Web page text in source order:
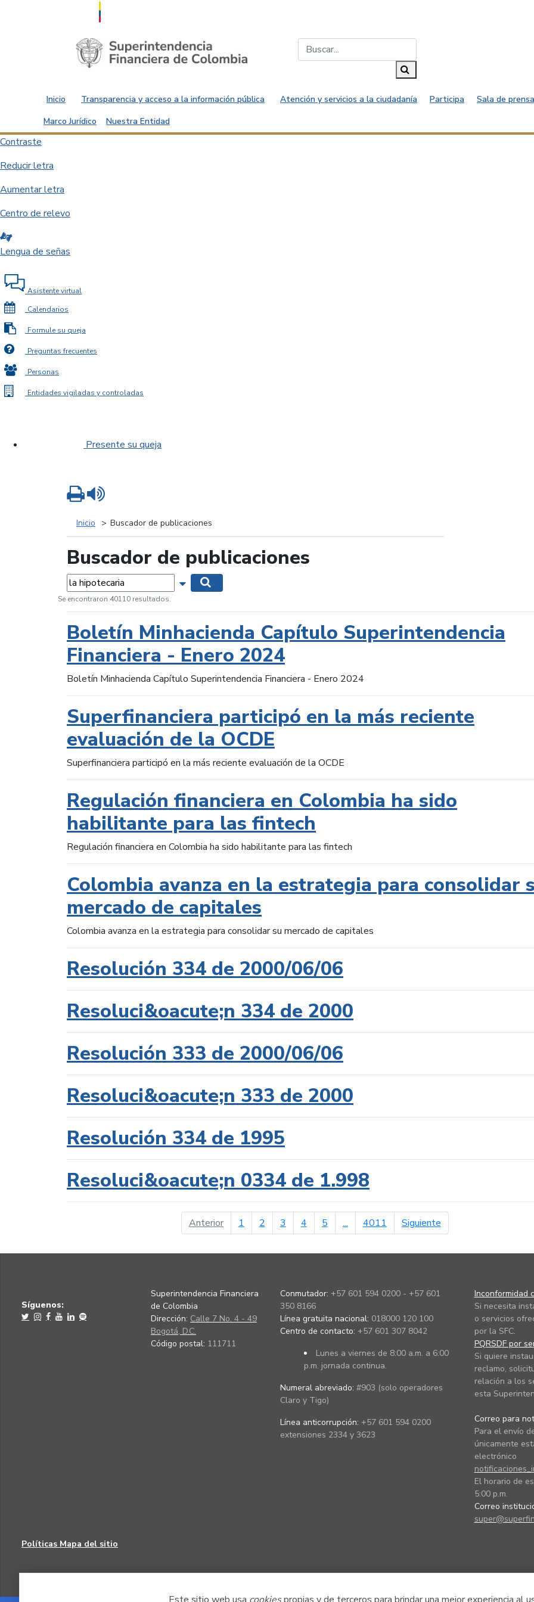
Saltar al contenido principal
Inicio Transparencia y acceso a la información pública Atención y servicios a la ciudadanía Participa
Sala de
Marco Jurídico
Nuestra Entidad
Contraste
Reducir letra
Aumentar letra
Centro de relevo
Lengua de señas
Asistente virtual
Calendarios
Formule su queja
Preguntas frecuentes
Personas
Entidades vigiladas y controladas
Presente su queja
Inicio Buscador de publicaciones
Buscador de publicaciones
Palabras... Mostrar opciones de búsqueda
Se encontraron 40110 resultados.
Boletín Minhacienda Capítulo Superintendencia
Financiera - Enero 2024
Boletín Minhacienda Capítulo Superintendencia Financiera - Enero 2024
Superfinanciera participó en la más reciente
evaluación de la OCDE
Superfinanciera participó en la más reciente evaluación de la OCDE
Regulación financiera en Colombia ha sido
habilitante para las fintech
Regulación financiera en Colombia ha sido habilitante para las fintech
Colombia avanza en la estrategia para consolidar
mercado de capitales
Colombia avanza en la estrategia para consolidar su mercado de capitales
Resolución 334 de 2000/06/06
Resoluci&oacute;n 334 de 2000
Resolución 333 de 2000/06/06
Resoluci&oacute;n 333 de 2000
Resolución 334 de 1995
Resoluci&oacute;n 0334 de 1.998
Anteriorpágina anterior
1 2 3 4 5 ... 4011 Siguientepágina siguiente
Imprimir
Síguenos:
Superintendencia Financiera
de Colombia
Dirección: Calle 7 No. 4 - 49
Bogotá, D.C.
Código postal: 111711
Conmutador: +57 601 594 0200 - +57 601
350 8166
Línea gratuita nacional: 018000 120 100
Centro de contacto: +57 601 307 8042
Lunes a viernes de 8:00 a.m. a 6:00
p.m. jornada continua.
Numeral abreviado: #903 (solo operadores
Claro y Tigo)
Línea anticorrupción: +57 601 594 0200
extensiones 2334 y 3623
Inconformidad
Si necesita
o servicios
por la SFC.
PQRSDF por
Si quiere
reclamo,
relación a los
esta
Correo para
Para el envío
únicamente
electrónico
El horario de
5:00 p.m.
Correo
Políticas Mapa del sitio